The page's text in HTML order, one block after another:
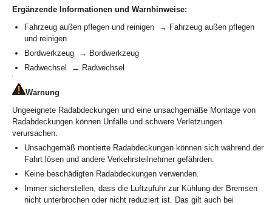
Ergänzende Informationen und Warnhinweise:
Fahrzeug außen pflegen und reinigen → Fahrzeug außen pflegen
und reinigen
Bordwerkzeug → Bordwerkzeug
Radwechsel → Radwechsel
Warnung
Ungeeignete Radabdeckungen und eine unsachgemäße Montage von
Radabdeckungen können Unfälle und schwere Verletzungen
verursachen.
Unsachgemäß montierte Radabdeckungen können sich während der
Fahrt lösen und andere Verkehrsteilnehmer gefährden.
Keine beschädigten Radabdeckungen verwenden.
Immer sicherstellen, dass die Luftzufuhr zur Kühlung der Bremsen
nicht unterbrochen oder nicht reduziert ist. Das gilt auch bei